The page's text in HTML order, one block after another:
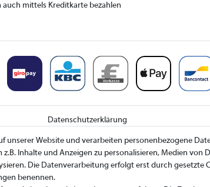
mittels Kreditkarte bezahlen
Datenschutzerklärung
unserer Website und verarbeiten personenbezogene
z.B. Inhalte und Anzeigen zu personalisieren, Medien von
Die Datenverarbeitung erfolgt erst durch gesetzte
benennen.